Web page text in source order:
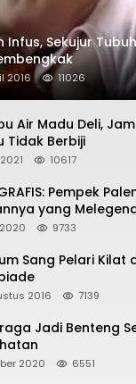
Infus, Sekujur
2016 11026
Air Madu Deli,
Tidak Berbiji
10617
Pempek
yang
9733
Sang Pelari Kilat
2016 7139
Jadi Benteng
2020 6551